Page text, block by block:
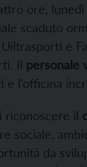
ore,
scaduto
e
Il personale
e l’officina
riconoscere il
sociale,
da